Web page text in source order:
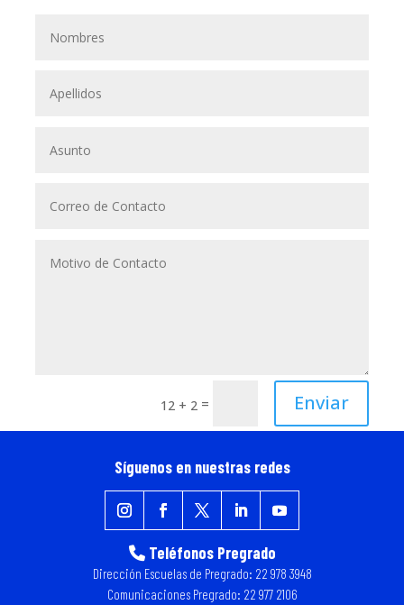
12 + 2 = Enviar
Síguenos en nuestras redes
Teléfonos Pregrado
Dirección Escuelas de Pregrado: 22 978 3948
Comunicaciones Pregrado: 22 977 2106